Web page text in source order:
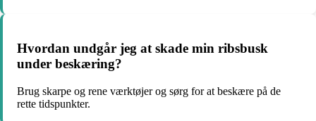
Hvordan undgår jeg at skade min ribsbusk
under beskæring?
Brug skarpe og rene værktøjer og sørg for at beskære på de
rette tidspunkter.